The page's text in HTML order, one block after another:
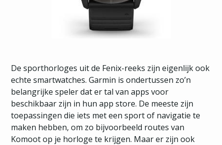
De sporthorloges uit de Fenix-reeks zijn eigenlijk ook
echte smartwatches. Garmin is ondertussen zo’n
belangrijke speler dat er tal van apps voor
beschikbaar zijn in hun app store. De meeste zijn
toepassingen die iets met een sport of navigatie te
maken hebben, om zo bijvoorbeeld routes van
Komoot op je horloge te krijgen. Maar er zijn ook